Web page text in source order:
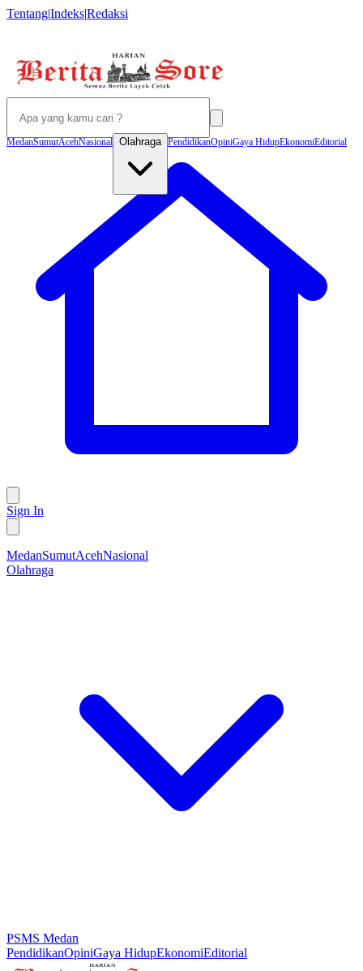
Tentang|Indeks|Redaksi
MedanSumutAcehNasional Olahraga PendidikanOpiniGaya HidupEkonomiEditorial
Sign In
MedanSumutAcehNasional
Olahraga
PSMS Medan
PendidikanOpiniGaya HidupEkonomiEditorial